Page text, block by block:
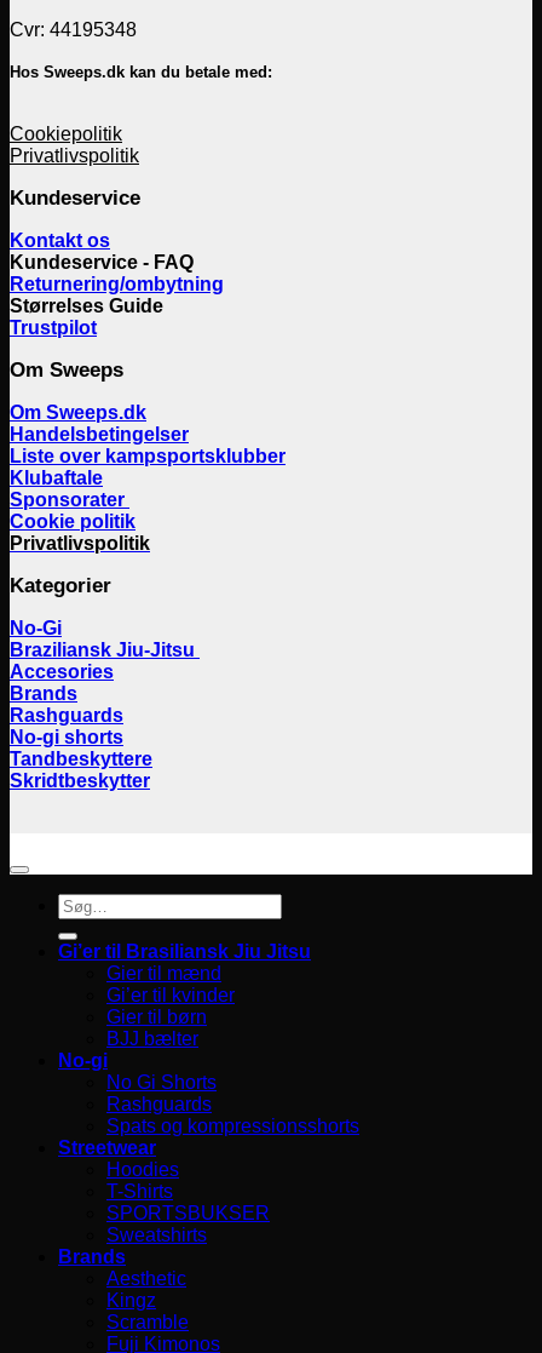
Cvr: 44195348
Hos Sweeps.dk kan du betale med:
Cookiepolitik
Privatlivspolitik
Kundeservice
Kontakt os
Kundeservice - FAQ
Returnering/ombytning
Størrelses Guide
Trustpilot
Om Sweeps
Om Sweeps.dk
Handelsbetingelser
Liste over kampsportsklubber
Klubaftale
Sponsorater
Cookie politik
Privatlivspolitik
Kategorier
No-Gi
Braziliansk Jiu-Jitsu
Accesories
Brands
Rashguards
No-gi shorts
Tandbeskyttere
Skridtbeskytter
Søg
efter:
Gi’er til Brasiliansk Jiu Jitsu
Gier til mænd
Gi’er til kvinder
Gier til børn
BJJ bælter
No-gi
No Gi Shorts
Rashguards
Spats og kompressionsshorts
Streetwear
Hoodies
T-Shirts
SPORTSBUKSER
Sweatshirts
Brands
Aesthetic
Kingz
Scramble
Fuji Kimonos